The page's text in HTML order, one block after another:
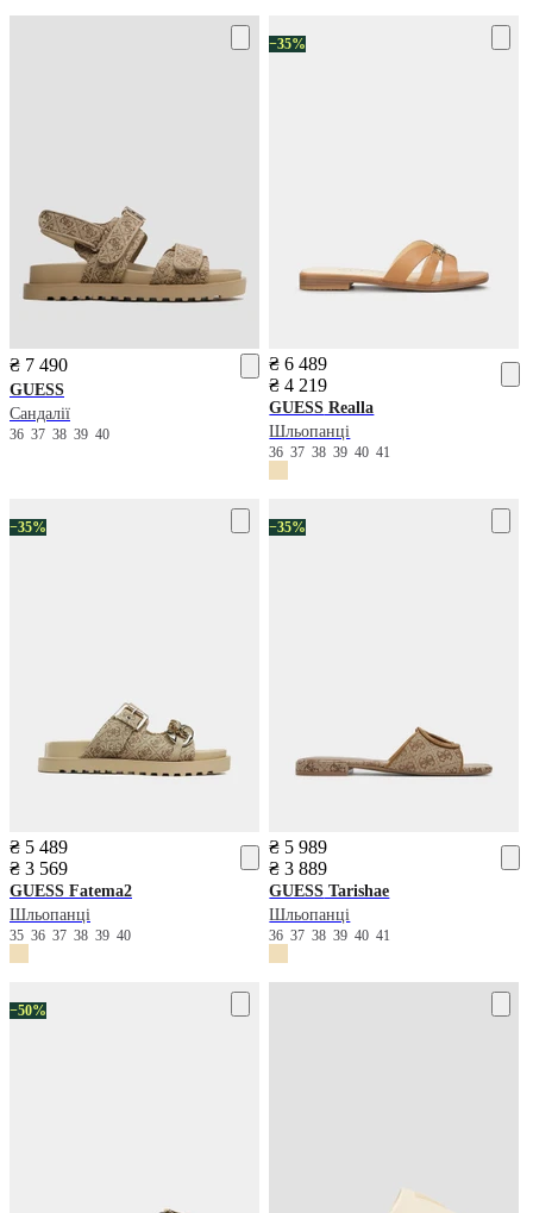
₴ 7 490
GUESS
Сандалії
36 37 38 39 40
−35%
₴ 6 489
₴ 4 219
GUESS Realla
Шльопанці
363738394041
−35%
₴ 5 489
₴ 3 569
GUESS Fatema2
Шльопанці
35 36 37 38 39 40
−35%
₴ 5 989
₴ 3 889
GUESS Tarishae
Шльопанці
363738394041
−50%